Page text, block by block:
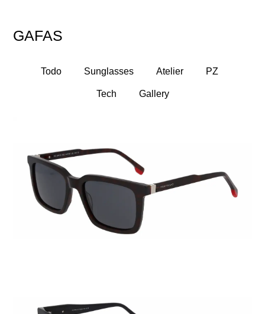
GAFAS
Todo Sunglasses Atelier PZ
Tech Gallery